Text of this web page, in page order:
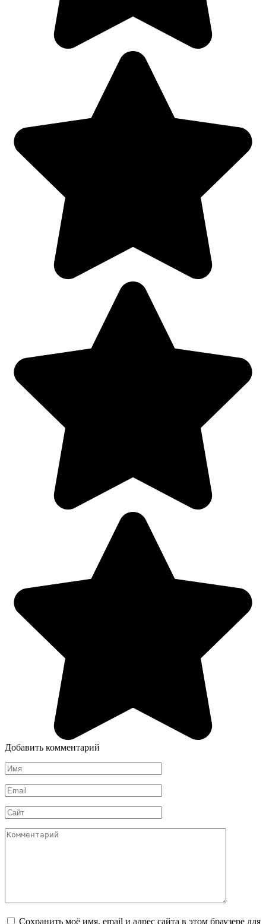
Добавить комментарий
Имя
*
Email
*
Сайт
Комментарий
Сохранить моё имя, email и адрес сайта в этом браузере для